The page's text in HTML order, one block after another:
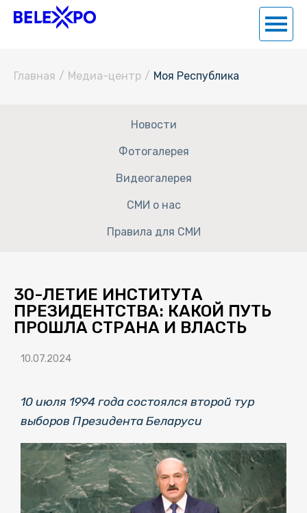
Главная / Медиа-центр / Моя Республика
Новости
Фотогалерея
Видеогалерея
СМИ о нас
Правила для СМИ
30-ЛЕТИЕ ИНСТИТУТА
ПРЕЗИДЕНТСТВА: КАКОЙ ПУТЬ
ПРОШЛА СТРАНА И ВЛАСТЬ
10.07.2024
10 июля 1994 года состоялся второй тур
выборов Президента Беларуси